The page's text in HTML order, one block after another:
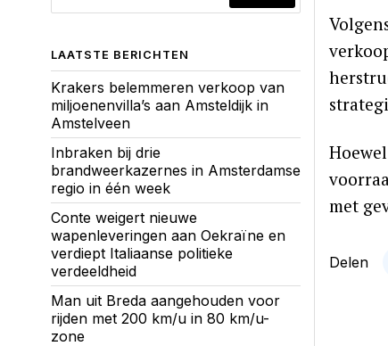
met
Delen
LAATSTE BERICHTEN
Krakers belemmeren verkoop van
miljoenenvilla’s aan Amsteldijk in
Amstelveen
Inbraken bij drie
brandweerkazernes in Amsterdamse
regio in één week
Conte weigert nieuwe
wapenleveringen aan Oekraïne en
verdiept Italiaanse politieke
verdeeldheid
Man uit Breda aangehouden voor
rijden met 200 km/u in 80 km/u-
zone